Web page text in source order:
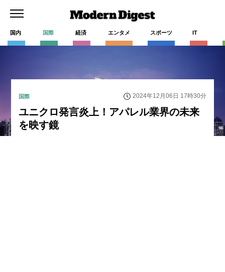
国内 国際 経済 エンタメ スポーツ IT
国際 2024年12月06日 17時30分
ユニクロ発言炎上！アパレル業界の未来
を映す鏡